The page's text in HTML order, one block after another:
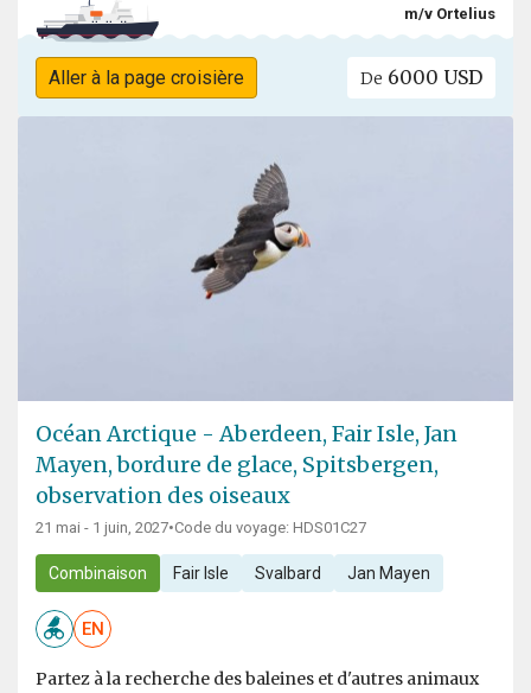
m/v Ortelius
Aller à la page croisière De 6000 USD
Océan Arctique - Aberdeen, Fair Isle, Jan
Mayen, bordure de glace, Spitsbergen,
observation des oiseaux
21 mai - 1 juin, 2027•Code du voyage: HDS01C27
Combinaison Fair Isle Svalbard Jan Mayen
EN
Partez à la recherche des baleines et d'autres animaux